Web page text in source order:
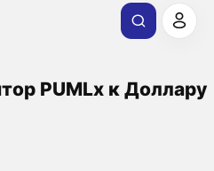
PUMLx к Доллару